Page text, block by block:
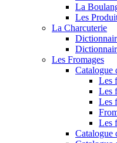
La
Les
La Charcuterie
Les Fromages
Catalogue
Les
Les
Les
Les
Catalogue